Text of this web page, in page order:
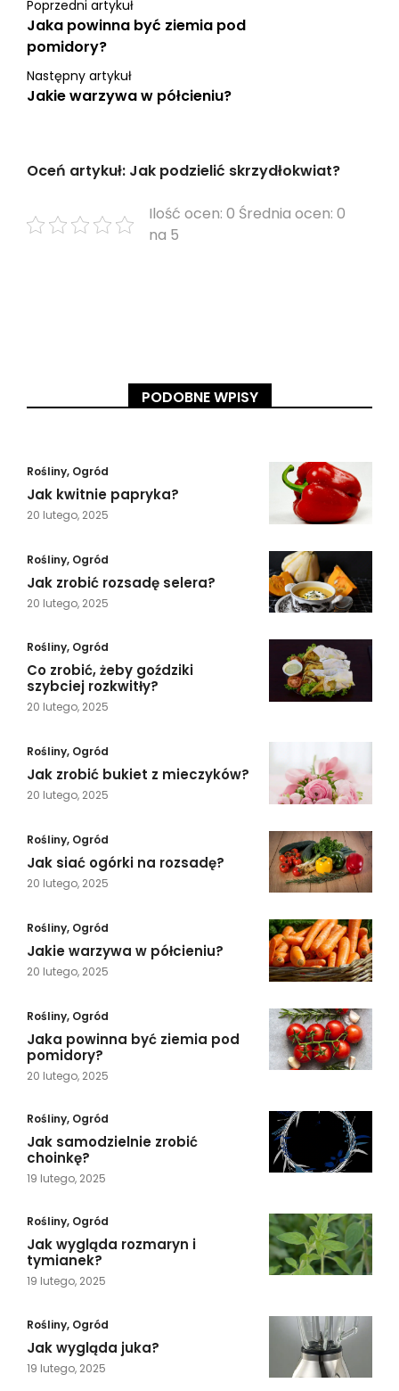
Poprzedni artykuł
Jaka powinna być ziemia pod
pomidory?
Następny artykuł
Jakie warzywa w półcieniu?
Oceń artykuł: Jak podzielić skrzydłokwiat?
Ilość ocen: 0 Średnia ocen: 0
na 5
PODOBNE WPISY
Rośliny, Ogród
Jak kwitnie papryka?
20 lutego, 2025
Rośliny, Ogród
Jak zrobić rozsadę selera?
20 lutego, 2025
Rośliny, Ogród
Co zrobić, żeby goździki
szybciej rozkwitły?
20 lutego, 2025
Rośliny, Ogród
Jak zrobić bukiet z mieczyków?
20 lutego, 2025
Rośliny, Ogród
Jak siać ogórki na rozsadę?
20 lutego, 2025
Rośliny, Ogród
Jakie warzywa w półcieniu?
20 lutego, 2025
Rośliny, Ogród
Jaka powinna być ziemia pod
pomidory?
20 lutego, 2025
Rośliny, Ogród
Jak samodzielnie zrobić
choinkę?
19 lutego, 2025
Rośliny, Ogród
Jak wygląda rozmaryn i
tymianek?
19 lutego, 2025
Rośliny, Ogród
Jak wygląda juka?
19 lutego, 2025